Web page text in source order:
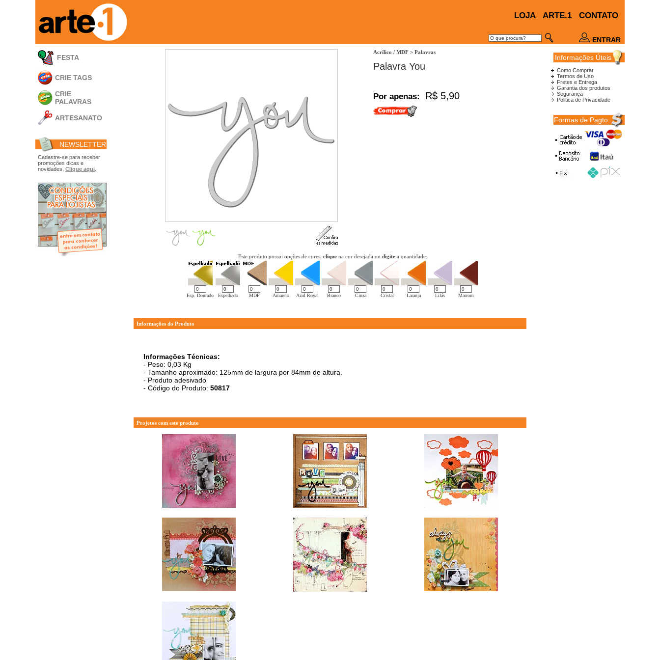
LOJA ARTE.1 CONTATO
ENTRAR
FESTA
CRIE TAGS
CRIE
PALAVRAS
ARTESANATO
Acrílico
Porta Retratos
Ferramentas
- Carimbões
- Embalagens
- Máscaras
- Espátulas
- Diversos
Álbuns
- Mini-Álbuns
- Páginas Mini
- Páginas Scrap
- Argolas
NEWSLETTER
Cadastre-se para receber
promoções dicas e
novidades, Clique aqui
Acrílico / MDF > Palavras
Palavra You
Por apenas: R$ 5,90
Este produto possui opções de cores, cliquena cor desejada ou digitea quantidade:
Esp. Dourado Espelhado MDF Amarelo Azul Royal Branco Cinza Cristal Laranja Lilás Marrom
Informações do Produto
Informações Técnicas:
- Peso: 0,03 Kg
- Tamanho aproximado: 125mm de largura por 84mm de altura.
- Produto adesivado
- Código do Produto: 50817
Projetos com este produto
Informações Úteis
Como Comprar
Termos de Uso
Fretes e Entrega
Garantia dos produtos
Segurança
Politica de Privacidade
Formas de Pagto.